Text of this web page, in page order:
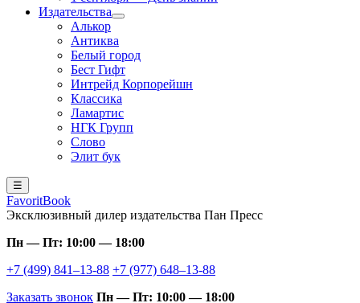
Издательства
Алькор
Антиква
Белый город
Бест Гифт
Интрейд Корпорейшн
Классика
Ламартис
НГК Групп
Слово
Элит бук
☰
FavoritBook
Эксклюзивный дилер издательства Пан Пресс
Пн — Пт: 10:00 — 18:00
+7 (499) 841–13-88 +7 (977) 648–13-88
Заказать звонок Пн — Пт: 10:00 — 18:00